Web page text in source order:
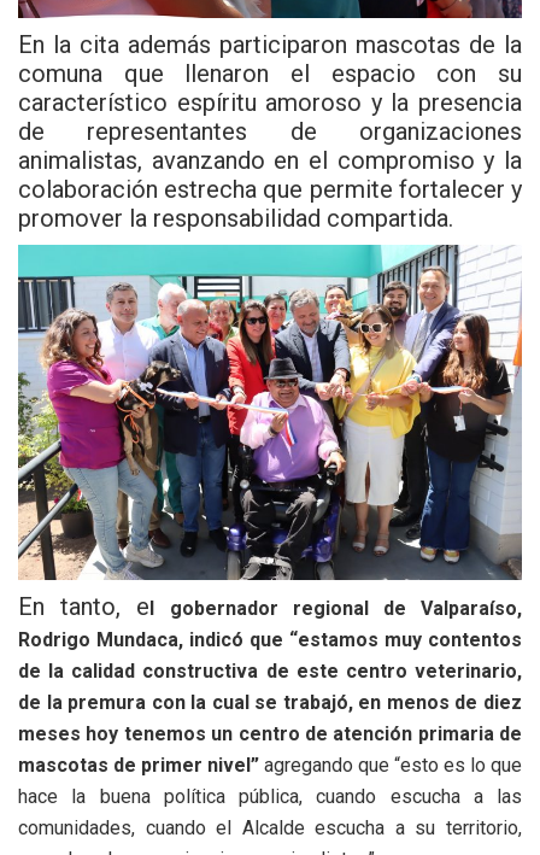
En la cita además participaron mascotas de la
comuna que llenaron el espacio con su
característico espíritu amoroso y la presencia
de representantes de organizaciones
animalistas, avanzando en el compromiso y la
colaboración estrecha que permite fortalecer y
promover la responsabilidad compartida.
En tanto, e l gobernador regional de Valparaíso,
Rodrigo Mundaca, indicó que “estamos muy contentos
de la calidad constructiva de este centro veterinario,
de la premura con la cual se trabajó, en menos de diez
meses hoy tenemos un centro de atención primaria de
mascotas de primer nivel” agregando que “esto es lo que
hace la buena política pública, cuando escucha a las
comunidades, cuando el Alcalde escucha a su territorio,